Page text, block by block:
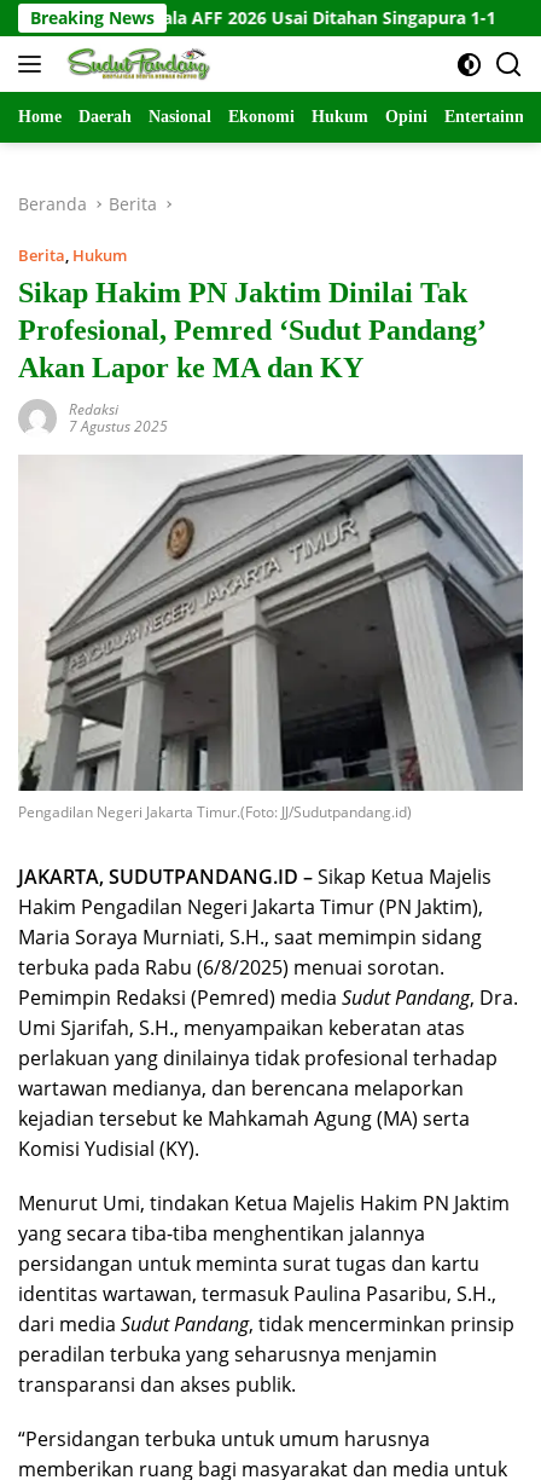
Langsung
ke
konten
Breaking News
di Piala AFF 2026 Usai Ditahan Singapura 1-1 10
Home Daerah Nasional Ekonomi Hukum Opini
Beranda Berita
Berita, Hukum
Sikap Hakim PN Jaktim Dinilai Tak
Profesional, Pemred ‘Sudut Pandang’
Akan Lapor ke MA dan KY
Redaksi
7 Agustus 2025
Pengadilan Negeri Jakarta Timur.(Foto: JJ/Sudutpandang.id)
JAKARTA, SUDUTPANDANG.ID –Sikap Ketua Majelis
Hakim Pengadilan Negeri Jakarta Timur (PN Jaktim),
Maria Soraya Murniati, S.H., saat memimpin sidang
terbuka pada Rabu (6/8/2025) menuai sorotan.
Pemimpin Redaksi (Pemred) media Sudut Pandang, Dra.
Umi Sjarifah, S.H., menyampaikan keberatan atas
perlakuan yang dinilainya tidak profesional terhadap
wartawan medianya, dan berencana melaporkan
kejadian tersebut ke Mahkamah Agung (MA) serta
Komisi Yudisial (KY).
Menurut Umi, tindakan Ketua Majelis Hakim PN Jaktim
yang secara tiba-tiba menghentikan jalannya
persidangan untuk meminta surat tugas dan kartu
identitas wartawan, termasuk Paulina Pasaribu, S.H.,
dari media Sudut Pandang, tidak mencerminkan prinsip
peradilan terbuka yang seharusnya menjamin
transparansi dan akses publik.
“Persidangan terbuka untuk umum harusnya
memberikan ruang bagi masyarakat dan media untuk